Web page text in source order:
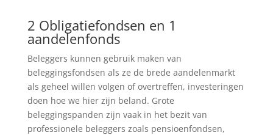
2 Obligatiefondsen en 1
aandelenfonds
Beleggers kunnen gebruik maken van
beleggingsfondsen als ze de brede aandelenmarkt
als geheel willen volgen of overtreffen, investeringen
doen hoe we hier zijn beland. Grote
beleggingspanden zijn vaak in het bezit van
professionele beleggers zoals pensioenfondsen,